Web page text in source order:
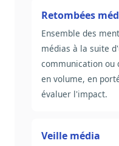
Retombées
Ensemble des
médias à la suite
communication ou
en volume, en
évaluer l'impact.
Veille média